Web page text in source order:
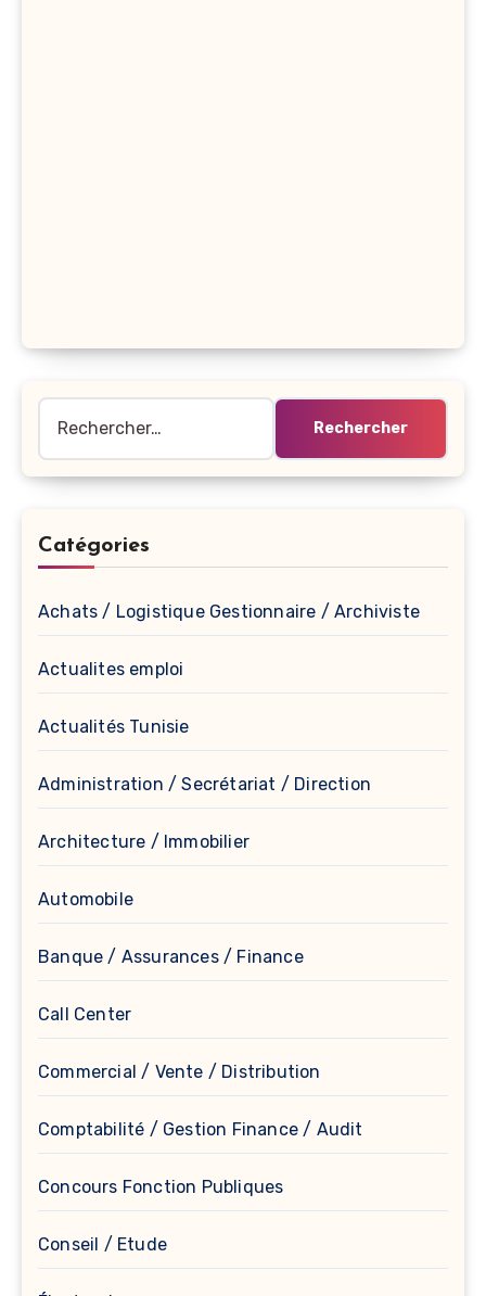
Catégories
Achats / Logistique Gestionnaire / Archiviste
Actualites emploi
Actualités Tunisie
Administration / Secrétariat / Direction
Architecture / Immobilier
Automobile
Banque / Assurances / Finance
Call Center
Commercial / Vente / Distribution
Comptabilité / Gestion Finance / Audit
Concours Fonction Publiques
Conseil / Etude